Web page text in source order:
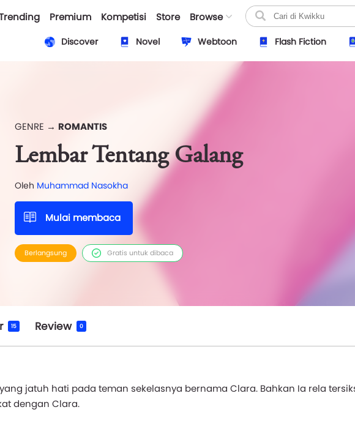
Premium Kompetisi Store Browse
Discover Novel Webtoon Flash Fiction
GENRE → ROMANTIS
Lembar Tentang Galang
Oleh Muhammad Nasokha
Mulai membaca
Berlangsung Gratis untuk dibaca
15 Review 0
jatuh hati pada teman sekelasnya bernama Clara. Bahkan Ia rela
dengan Clara.